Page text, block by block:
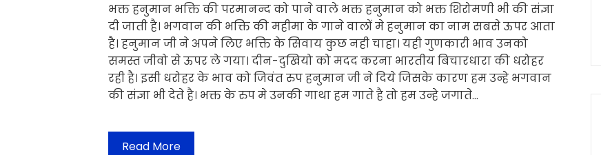
भक्त हनुमान भक्ति की परमानन्द को पाने वाले भक्त हनुमान को भक्त शिरोमणी भी की संज्ञा
दी जाती है। भगवान की भक्ति की महीमा के गाने वालों मे हनुमान का नाम सबसे ऊपर आता
है। हनुमान जी ने अपने लिए भक्ति के सिवाय कुछ नही चाहा। यही गुणकारी भाव उनको
समस्त जीवो से ऊपर ले गया। दीन-दुखियो को मदद करना भारतीय बिचारधारा की धरोहर
रही है। इसी धरोहर के भाव को जिवंत रुप हनुमान जी ने दिये जिसके कारण हम उन्हे भगवान
की संज्ञा भी देते है। भक्त के रुप मे उनकी गाथा हम गाते है तो हम उन्हे जगाते…
Read More